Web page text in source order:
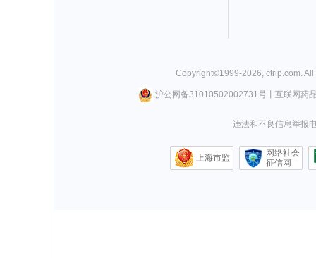
Copyright©1999-2026 ctrip.com .
沪公网备31010502002731号丨 互联网药
违法和不良信息举报
上海市监
网络社会
征信网